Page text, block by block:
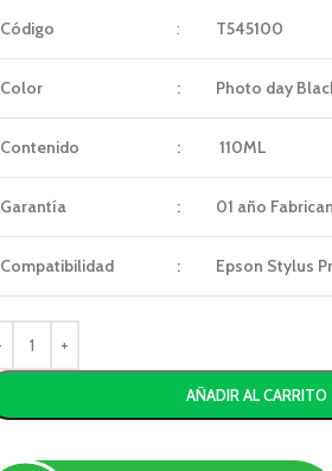
Código : T545100
Color : Photo day
Contenido : 110ML
Garantía : 01 año
Compatibilidad : Epson Stylus
AÑADIR AL CARRITO